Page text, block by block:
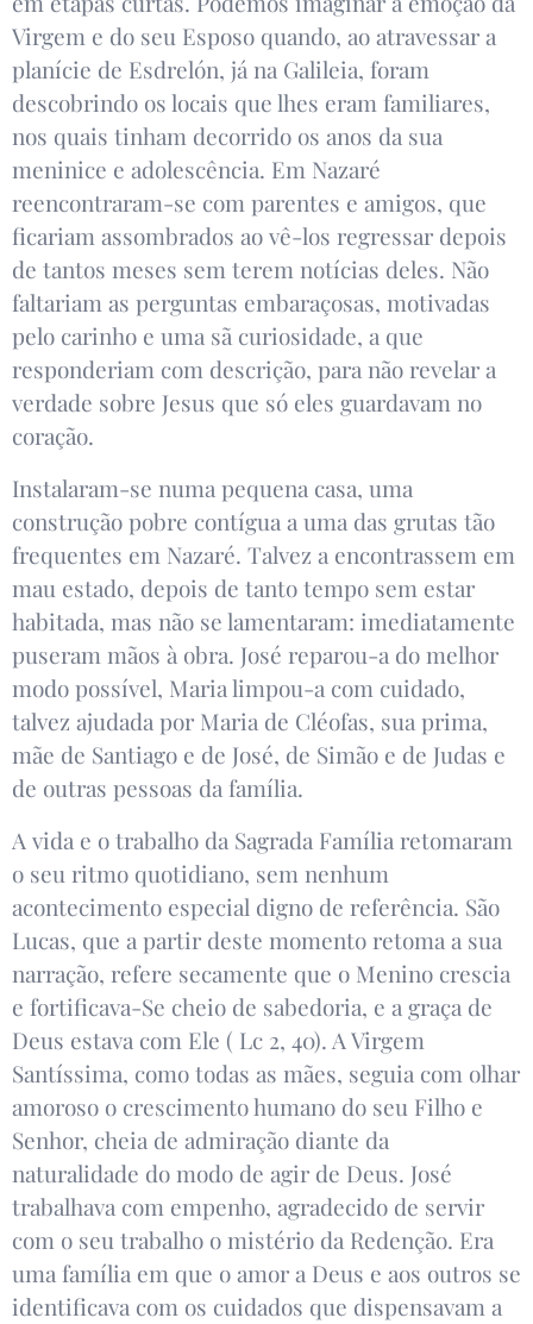
Virgem e do seu Esposo quando, ao atravessar a
planície de Esdrelón, já na Galileia, foram
descobrindo os locais que lhes eram familiares,
nos quais tinham decorrido os anos da sua
meninice e adolescência. Em Nazaré
reencontraram-se com parentes e amigos, que
ficariam assombrados ao vê-los regressar depois
de tantos meses sem terem notícias deles. Não
faltariam as perguntas embaraçosas, motivadas
pelo carinho e uma sã curiosidade, a que
responderiam com descrição, para não revelar a
verdade sobre Jesus que só eles guardavam no
coração.
Instalaram-se numa pequena casa, uma
construção pobre contígua a uma das grutas tão
frequentes em Nazaré. Talvez a encontrassem em
mau estado, depois de tanto tempo sem estar
habitada, mas não se lamentaram: imediatamente
puseram mãos à obra. José reparou-a do melhor
modo possível, Maria limpou-a com cuidado,
talvez ajudada por Maria de Cléofas, sua prima,
mãe de Santiago e de José, de Simão e de Judas e
de outras pessoas da família.
A vida e o trabalho da Sagrada Família retomaram
o seu ritmo quotidiano, sem nenhum
acontecimento especial digno de referência. São
Lucas, que a partir deste momento retoma a sua
narração, refere secamente que o Menino crescia
e fortificava-Se cheio de sabedoria, e a graça de
Deus estava com Ele ( Lc 2, 40). A Virgem
Santíssima, como todas as mães, seguia com olhar
amoroso o crescimento humano do seu Filho e
Senhor, cheia de admiração diante da
naturalidade do modo de agir de Deus. José
trabalhava com empenho, agradecido de servir
com o seu trabalho o mistério da Redenção. Era
uma família em que o amor a Deus e aos outros se
identificava com os cuidados que dispensavam a